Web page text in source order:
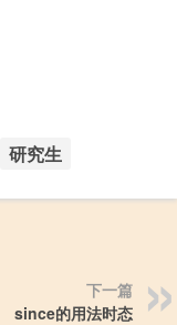
研究生
下一篇
since的用法时态